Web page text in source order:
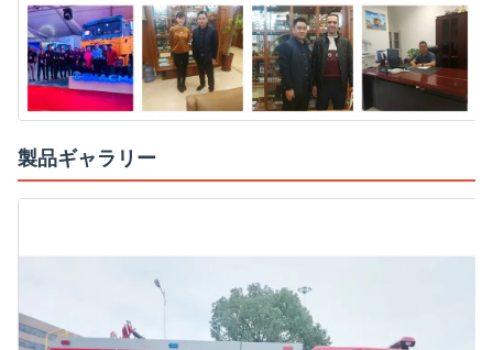
製品ギャラリー